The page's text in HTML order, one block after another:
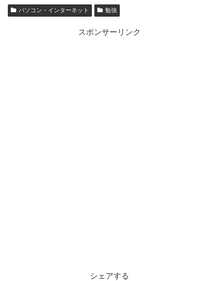
パソコン・インターネット 勉強
スポンサーリンク
シェアする